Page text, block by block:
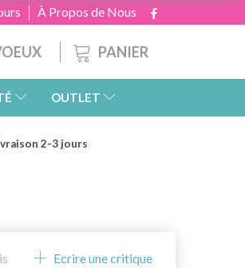
À Propos de Nous
PANIER
OUTLET
2-3 jours
Ecrire une critique